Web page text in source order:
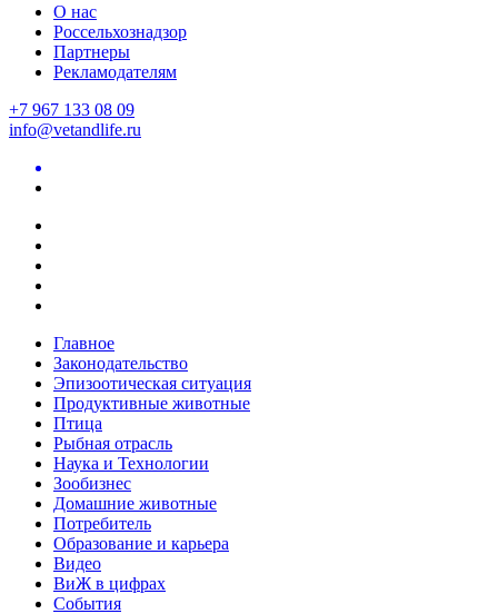
О нас
Россельхознадзор
Партнеры
Рекламодателям
+7 967 133 08 09
info@vetandlife.ru
Главное
Законодательство
Эпизоотическая ситуация
Продуктивные животные
Птица
Рыбная отрасль
Наука и Технологии
Зообизнес
Домашние животные
Потребитель
Образование и карьера
Видео
ВиЖ в цифрах
События